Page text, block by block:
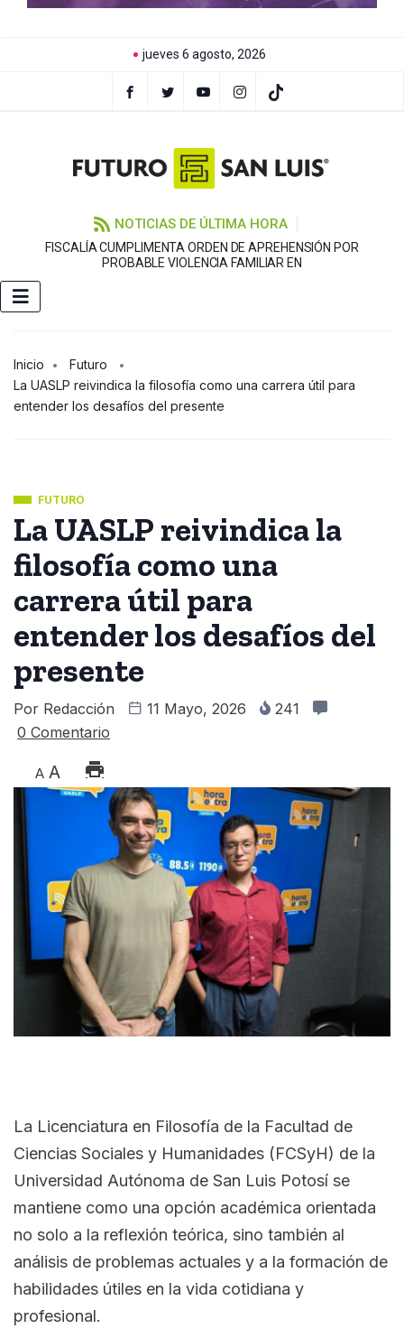
jueves 6 agosto, 2026
NOTICIAS DE ÚLTIMA HORA
FISCALÍA CUMPLIMENTA ORDEN DE APREHENSIÓN POR
PROBABLE VIOLENCIA FAMILIAR EN
Inicio
Futuro
La UASLP reivindica la filosofía como una carrera útil para
entender los desafíos del presente
FUTURO
La UASLP reivindica la
filosofía como una
carrera útil para
entender los desafíos del
presente
Por Redacción 11 Mayo, 2026
241
0 Comentario
A A
La Licenciatura en Filosofía de la Facultad de
Ciencias Sociales y Humanidades (FCSyH) de la
Universidad Autónoma de San Luis Potosí se
mantiene como una opción académica orientada
no solo a la reflexión teórica, sino también al
análisis de problemas actuales y a la formación de
habilidades útiles en la vida cotidiana y
profesional.